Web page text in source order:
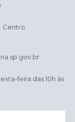
Centro
feira das 10h às